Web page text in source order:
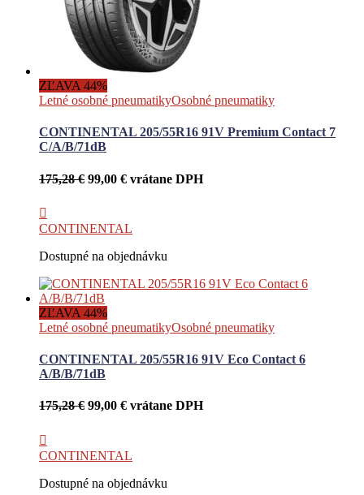
ZĽAVA 44%
Letné osobné pneumatikyOsobné pneumatiky
CONTINENTAL 205/55R16 91V Premium Contact 7
C/A/B/71dB
175,28€ Pôvodná
175,28 €.
99,00 €Aktuálna
99,00 €.
vrátane DPH
CONTINENTAL
Dostupné na objednávku
ZĽAVA 44%
Letné osobné pneumatikyOsobné pneumatiky
CONTINENTAL 205/55R16 91V Eco Contact 6
A/B/B/71dB
175,28€ Pôvodná
175,28 €.
99,00 €Aktuálna
99,00 €.
vrátane DPH
CONTINENTAL
Dostupné na objednávku